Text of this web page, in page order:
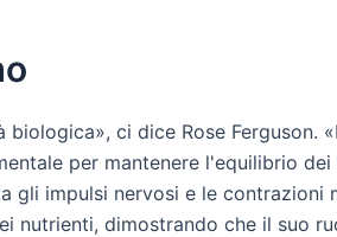
ci dice Rose
per mantenere l'equilibrio
impulsi nervosi e le
nutrienti, dimostrando che il suo